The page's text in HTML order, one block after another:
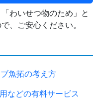
わいせつ物のため」と
、ご安心ください。
魚拓の考え方
などの有料サービス